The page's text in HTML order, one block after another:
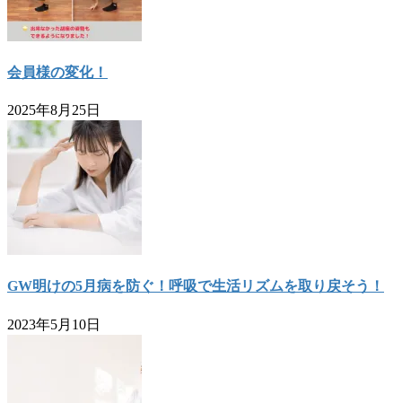
会員様の変化！
2025年8月25日
GW明けの5月病を防ぐ！呼吸で生活リズムを取り戻そう！
2023年5月10日